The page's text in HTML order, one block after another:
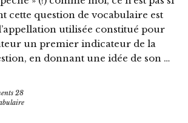
cette question de vocabulaire est
utilisée constitué pour
un premier indicateur de la
en donnant une idée de son …
28